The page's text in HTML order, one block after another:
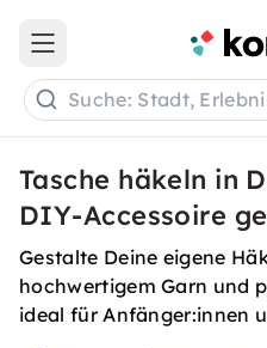
Open main menu
Suche: Stadt,
Tasche häkeln in
DIY-Accessoire
Gestalte Deine eigene
hochwertigem Garn und
ideal für Anfänger:innen